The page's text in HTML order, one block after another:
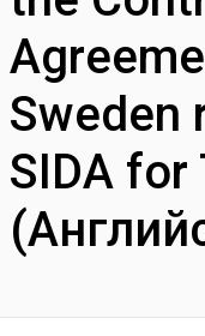
Sweden
SIDA for